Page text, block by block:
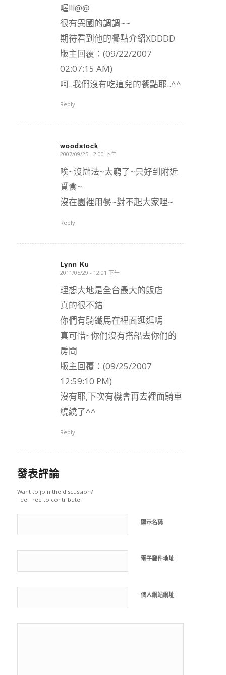
喔!!!@@
很有異國的調調~~
期待看到他的餐點介紹XDDDD
版主回覆：(09/22/2007
02:07:15 AM)
呵..我們沒有吃這兒的餐點耶..^^
Reply
woodstock
says:
2007/09/25 - 2:00 下午
唉~沒辦法~太窮了~只好到附近
覓食~
沒在園裡用餐~對不起大家哩~
Reply
Lynn Ku
says:
2011/05/29 - 12:01 下午
理想大地是全台最大的飯店
真的很不錯
你們有騎鐵馬在裡面逛逛嗎
真可惜~你們沒有搭船去你們的
房間
版主回覆：(09/25/2007
12:59:10 PM)
沒有耶,下次有機會再去裡面騎車
繞繞了^^
Reply
發表評論
Want to join the discussion?
Feel free to contribute!
顯示名稱
電子郵件地址
個人網站網址